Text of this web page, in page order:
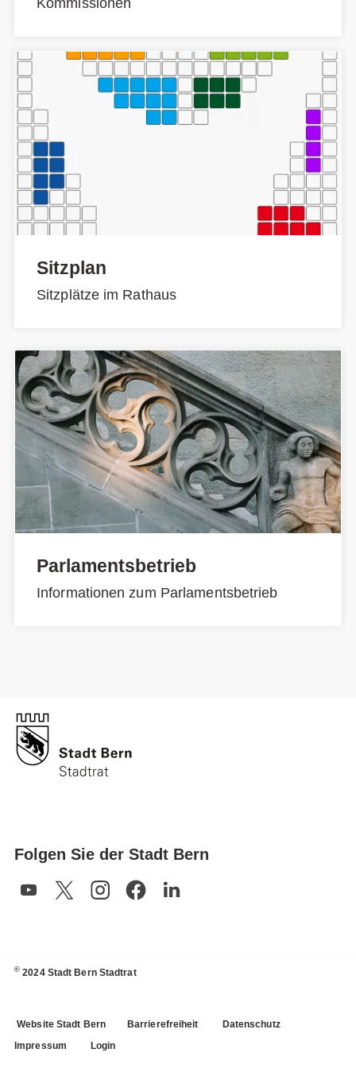
Kommissionen
Sitzplan
Sitzplätze im Rathaus
Parlamentsbetrieb
Informationen zum Parlamentsbetrieb
Folgen Sie der Stadt Bern
© 2024 Stadt Bern Stadtrat
Website Stadt Bern Barrierefreiheit
Datenschutz
Impressum
Login